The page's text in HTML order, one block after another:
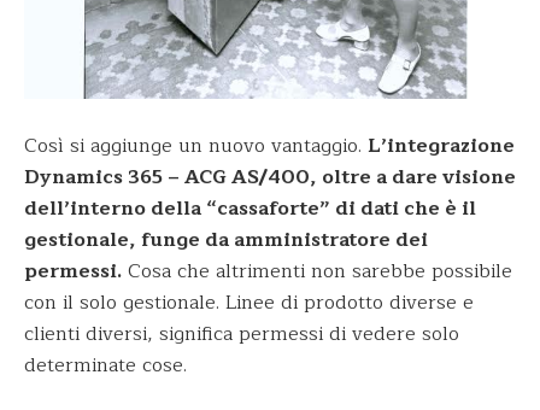
Così si aggiunge un nuovo vantaggio. L’integrazione
Dynamics 365 – ACG AS/400, oltre a dare visione
dell’interno della “cassaforte” di dati che è il
gestionale, funge da amministratore dei
permessi.Cosa che altrimenti non sarebbe possibile
con il solo gestionale. Linee di prodotto diverse e
clienti diversi, significa permessi di vedere solo
determinate cose.